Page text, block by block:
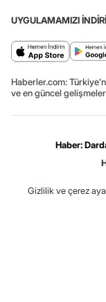
UYGULAMAMIZI
Haberler.com:
ve en güncel
Haber:
Gizlilik ve çerez